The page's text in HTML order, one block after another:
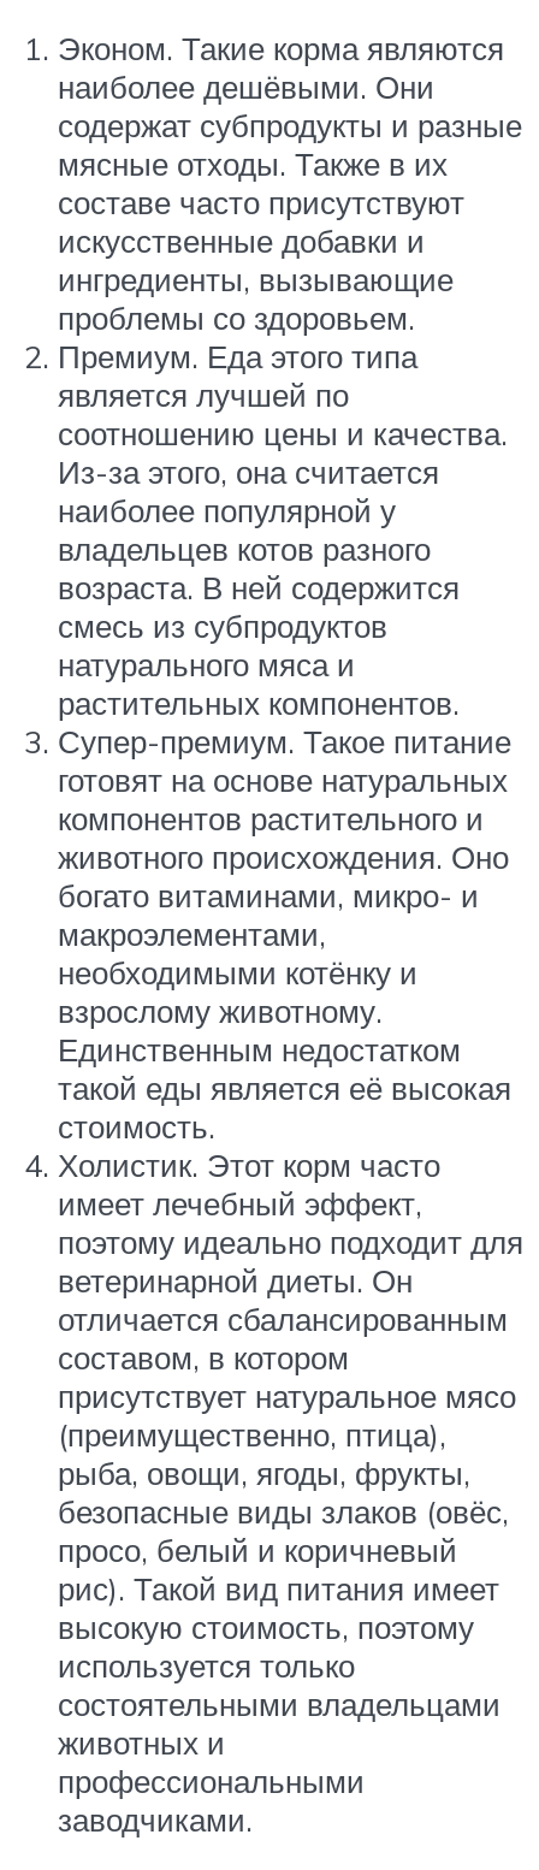
Эконом. Такие корма являются
наиболее дешёвыми. Они
содержат субпродукты и разные
мясные отходы. Также в их
составе часто присутствуют
искусственные добавки и
ингредиенты, вызывающие
проблемы со здоровьем.
Премиум. Еда этого типа
является лучшей по
соотношению цены и качества.
Из-за этого, она считается
наиболее популярной у
владельцев котов разного
возраста. В ней содержится
смесь из субпродуктов
натурального мяса и
растительных компонентов.
Супер-премиум. Такое питание
готовят на основе натуральных
компонентов растительного и
животного происхождения. Оно
богато витаминами, микро- и
макроэлементами,
необходимыми котёнку и
взрослому животному.
Единственным недостатком
такой еды является её высокая
стоимость.
Холистик. Этот корм часто
имеет лечебный эффект,
поэтому идеально подходит для
ветеринарной диеты. Он
отличается сбалансированным
составом, в котором
присутствует натуральное мясо
(преимущественно, птица),
рыба, овощи, ягоды, фрукты,
безопасные виды злаков (овёс,
просо, белый и коричневый
рис). Такой вид питания имеет
высокую стоимость, поэтому
используется только
состоятельными владельцами
животных и
профессиональными
заводчиками.